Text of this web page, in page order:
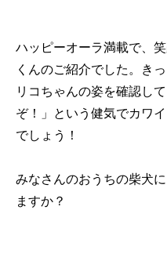
ハッピーオーラ満載で、
くんのご紹介でした。き
リコちゃんの姿を確認し
ぞ！」という健気でカワ
でしょう！
みなさんのおうちの柴犬
ますか？